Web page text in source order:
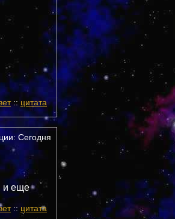
:: цитата
Сегодня
и еще
::цитата